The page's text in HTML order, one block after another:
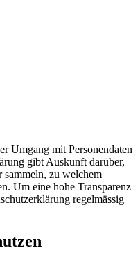
Umgang mit Personendaten
gibt Auskunft darüber,
sammeln, zu welchem
Um eine hohe Transparenz
regelmässig